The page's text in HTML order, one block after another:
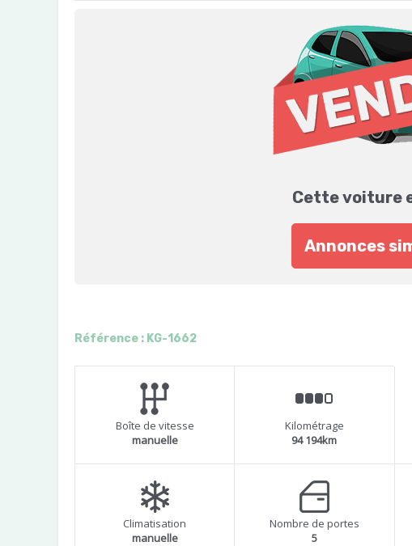
Cette voiture
Annonces
Référence : KG-1662
Boîte de vitesse
manuelle
Kilométrage
94 194km
Climatisation
manuelle
Nombre de portes
5